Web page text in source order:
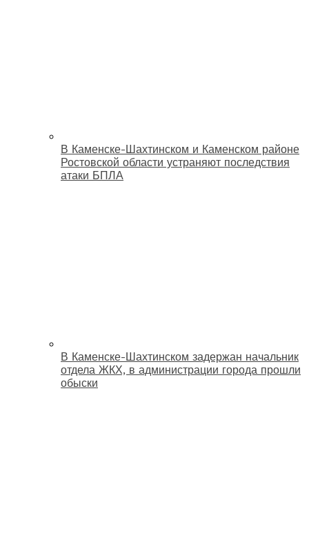
В Каменске-Шахтинском и Каменском районе
Ростовской области устраняют последствия
атаки БПЛА
В Каменске-Шахтинском задержан начальник
отдела ЖКХ, в администрации города прошли
обыски